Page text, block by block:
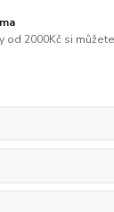
od 2000Kč si